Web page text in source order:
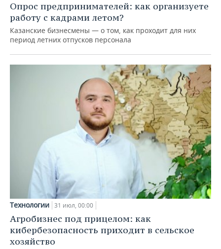
Опрос предпринимателей: как организуете
работу с кадрами летом?
Казанские бизнесмены — о том, как проходит для них
период летних отпусков персонала
Технологии 31 июл, 00:00
Агробизнес под прицелом: как
кибербезопасность приходит в сельское
хозяйство